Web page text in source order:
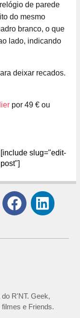
de parede
do mesmo
branco, o que
lado, indicando
deixar recados.
por 49 € ou
[include slug="edit-
post"]
R'NT. Geek,
e Friends.